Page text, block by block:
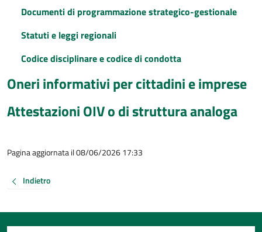
Documenti di programmazione strategico-gestionale
Statuti e leggi regionali
Codice disciplinare e codice di condotta
Oneri informativi per cittadini e imprese
Attestazioni OIV o di struttura analoga
Pagina aggiornata il 08/06/2026 17:33
Indietro